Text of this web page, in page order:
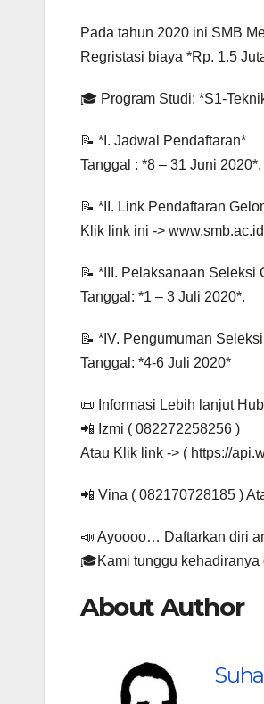
Pada tahun 2020 ini SMB
Regristasi biaya *Rp. 1.5
🎓 Program Studi: *S1-
📝 *I. Jadwal Pendaftaran*
Tanggal : *8 – 31 Juni 2020*.
📝 *II. Link Pendaftaran
Klik link ini ->
📝 *III. Pelaksanaan Seleksi
Tanggal: *1 – 3 Juli 2020*.
📝 *IV. Pengumuman
Tanggal: *4-6 Juli 2020*
📜 Informasi Lebih lanjut
📲 Izmi ( 082272258256 )
Atau Klik link -> ( https://
📲 Vina ( 082170728185 )
📣 Ayoooo… Daftarkan diri
🎓Kami tunggu kehadiranya
About Author